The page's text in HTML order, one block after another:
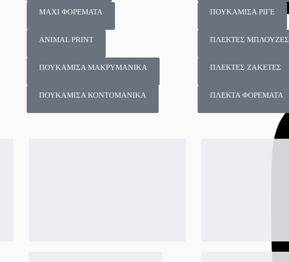
MAXI ΦΟΡΕΜΑΤΑ
ANIMAL PRINT
ΠΟΥΚΑΜΙΣΑ ΜΑΚΡΥΜΑΝΙΚΑ
ΠΟΥΚΑΜΙΣΑ ΚΟΝΤΟΜΑΝΙΚΑ
ΠΟΥΚΑΜΙΣΑ ΡΙΓΕ
ΠΛΕΚΤΕΣ ΜΠΛΟΥΖΕΣ
ΠΛΕΚΤΕΣ ΖΑΚΕΤΕΣ
ΠΛΕΚΤΑ ΦΟΡΕΜΑΤΑ